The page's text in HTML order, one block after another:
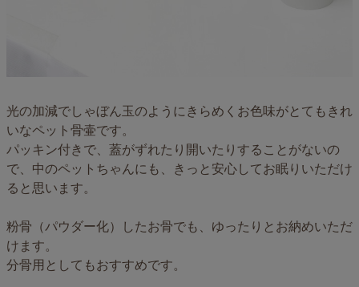
光の加減でしゃぼん玉のようにきらめくお色味がとてもきれ
いなペット骨壷です。
パッキン付きで、蓋がずれたり開いたりすることがないの
で、中のペットちゃんにも、きっと安心してお眠りいただけ
ると思います。
粉骨（パウダー化）したお骨でも、ゆったりとお納めいただ
けます。
分骨用としてもおすすめです。